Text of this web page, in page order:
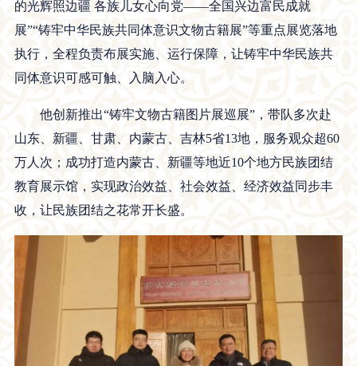
的光辉照边疆 各族儿女心向党——全国兴边富民成就
展”“铸牢中华民族共同体意识文物古籍展”等重点展览落地
执行，全程负责布展实施、运行保障，让铸牢中华民族共
同体意识可感可触、入脑入心。
他创新推出“铸牢文物古籍图片展巡展”，带队多次赴
山东、新疆、甘肃、内蒙古、吉林5省13地，服务观众超60
万人次；成功打造内蒙古、新疆等地近10个地方民族团结
教育展示馆，实现政治效益、社会效益、经济效益同步丰
收，让民族团结之花常开长盛。